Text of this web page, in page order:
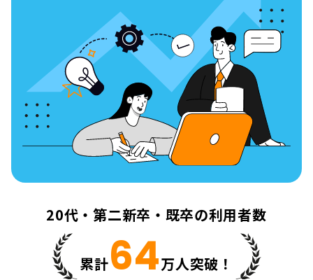
20代・第二新卒・既卒の利用者数
累計64万人突破！